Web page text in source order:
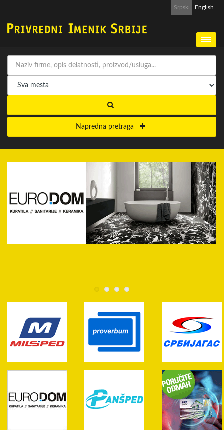
Srpski English
Napredna pretraga